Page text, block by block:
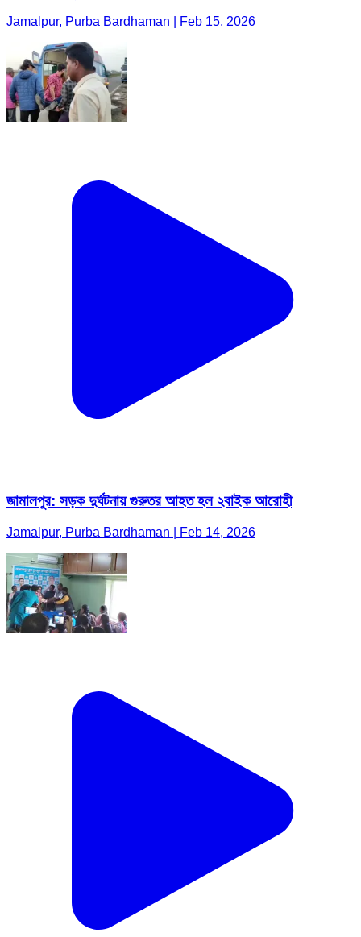
Jamalpur, Purba Bardhaman | Feb 15, 2026
জামালপুর: সড়ক দুর্ঘটনায় গুরুতর আহত হল ২বাইক আরোহী
Jamalpur, Purba Bardhaman | Feb 14, 2026